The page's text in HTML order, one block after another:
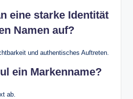
eine starke Identität
Namen auf?
und authentisches Auftreten.
ein Markenname?
ab.